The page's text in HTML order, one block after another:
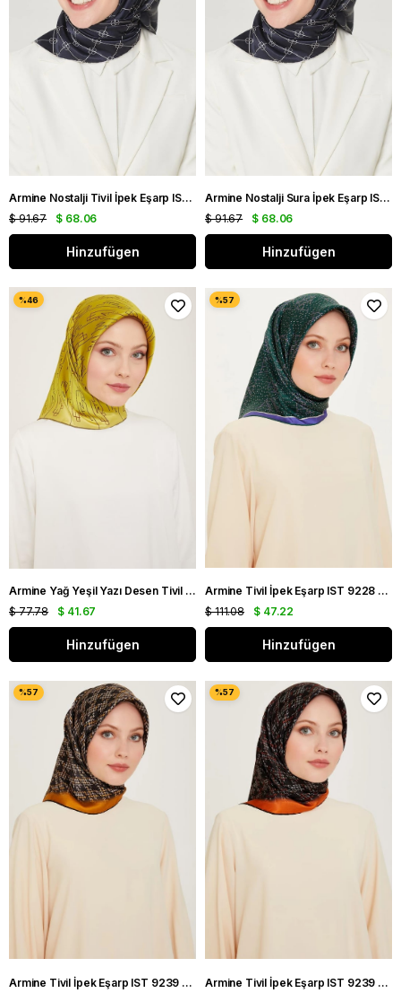
Armine Nostalji Tivil İpek Eşarp IST 8555-15 Lacivert Logo Desen
$ 68.06
$ 91.67
Hinzufügen
Armine Nostalji Sura İpek Eşarp IST 8555-15 Lacivert Logo Desen
$ 68.06
$ 91.67
Hinzufügen
Armine Yağ Yeşil Yazı Desen Tivil İpek Eşarp 9142 - 53
$ 41.67
$ 77.78
Hinzufügen
Armine Tivil İpek Eşarp IST 9228 - 85 Yeşil Karışık Desen
$ 47.22
$ 111.08
Hinzufügen
Armine Tivil İpek Eşarp IST 9239 - 31 Turuncu Karışık Desen Armine Tivil İpek Eşarp IST 9239 - 80 Turuncu Karışık Desen